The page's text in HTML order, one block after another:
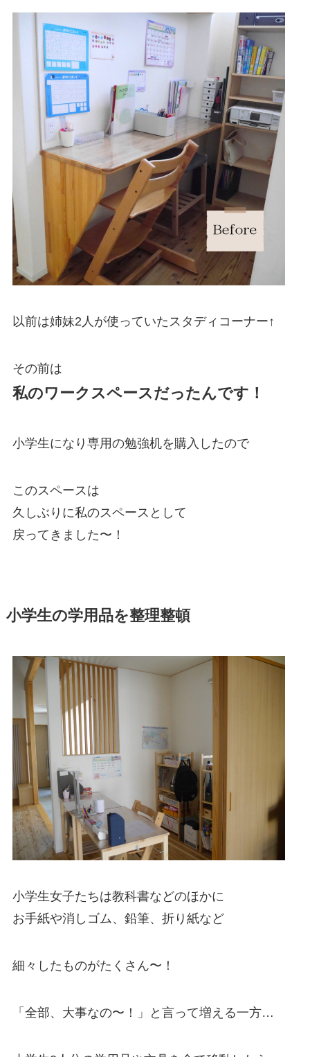
以前は姉妹2人が使っていたスタディコーナー↑
その前は
私のワークスペースだったんです！
小学生になり専用の勉強机を購入したので
このスペースは
久しぶりに私のスペースとして
戻ってきました〜！
小学生の学用品を整理整頓
小学生女子たちは教科書などのほかに
お手紙や消しゴム、鉛筆、折り紙など
細々したものがたくさん〜！
「全部、大事なの〜！」と言って増える一方…